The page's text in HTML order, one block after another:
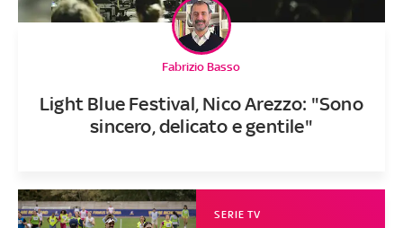
Light Blue Festival, Nico Arezzo: "Sono
sincero, delicato e gentile"
Fabrizio Basso
SERIE TV